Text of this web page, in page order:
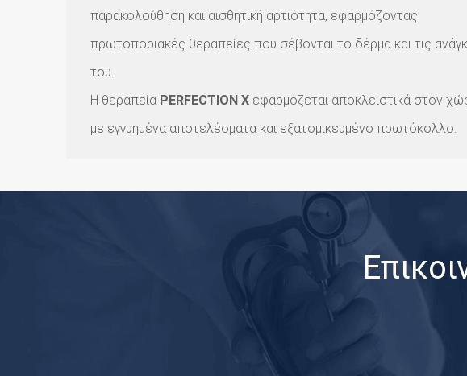
παρακολούθηση και αισθητική αρτιότητα, εφαρμόζοντας
πρωτοποριακές θεραπείες που σέβονται το δέρμα και τις
του.
Η θεραπεία PERFECTION X εφαρμόζεται αποκλειστικά στον
με εγγυημένα αποτελέσματα και εξατομικευμένο πρωτόκολλο.